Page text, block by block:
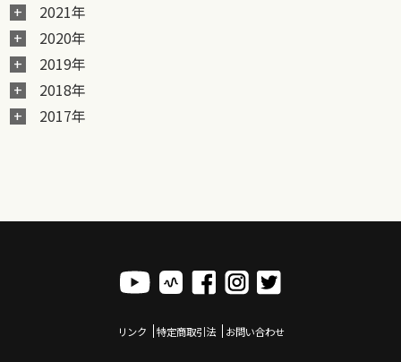
2021年
2020年
2019年
2018年
2017年
リンク 特定商取引法 お問い合わせ